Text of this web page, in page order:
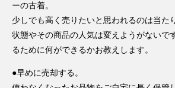
ーの古着。
少しでも高く売りたいと思われるのは当た
状態やその商品の人気は変えようがないで
るために何ができるかお教えします。
●早めに売却する。